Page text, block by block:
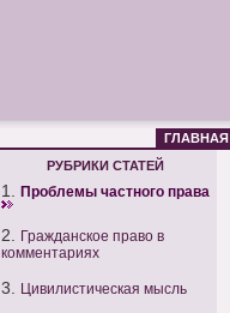
ГЛАВНАЯ
РУБРИКИ СТАТЕЙ
1. Проблемы частного права
2.
Гражданское право в
комментариях
3. Цивилистическая мысль